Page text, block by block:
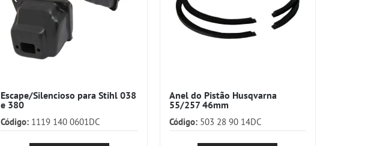
Escape/Silencioso para Stihl 038
e 380
Código: 1119 140 0601DC
Anel do Pistão Husqvarna
55/257 46mm
Código:503 28 90 14DC